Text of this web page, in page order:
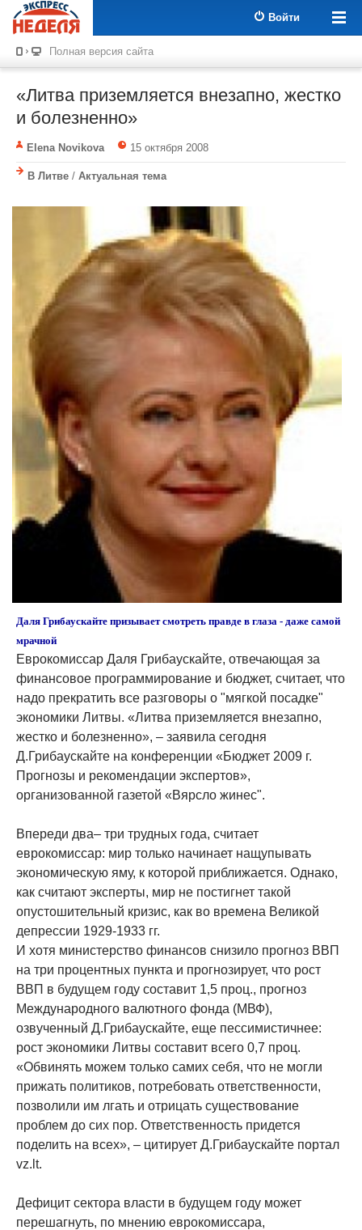
Войти
Полная версия сайта
«Литва приземляется внезапно, жестко
и болезненно»
Elena Novikova 15 октября 2008
В Литве / Актуальная тема
Даля Грибаускайте призывает смотреть правде в глаза - даже самой
мрачной
Еврокомиссар Даля Грибаускайте, отвечающая за
финансовое программирование и бюджет, считает, что
надо прекратить все разговоры о "мягкой посадке"
экономики Литвы. «Литва приземляется внезапно,
жестко и болезненно», – заявила сегодня
Д.Грибаускайте на конференции «Бюджет 2009 г.
Прогнозы и рекомендации экспертов»,
организованной газетой «Вярсло жинес".
Впереди два– три трудных года, считает
еврокомиссар: мир только начинает нащупывать
экономическую яму, к которой приближается. Однако,
как считают эксперты, мир не постигнет такой
опустошительный кризис, как во времена Великой
депрессии 1929-1933 гг.
И хотя министерство финансов снизило прогноз ВВП
на три процентных пункта и прогнозирует, что рост
ВВП в будущем году составит 1,5 проц., прогноз
Международного валютного фонда (МВФ),
озвученный Д.Грибаускайте, еще пессимистичнее:
рост экономики Литвы составит всего 0,7 проц.
«Обвинять можем только самих себя, что не могли
прижать политиков, потребовать ответственности,
позволили им лгать и отрицать существование
проблем до сих пор. Ответственность придется
поделить на всех», – цитирует Д.Грибаускайте портал
vz.lt.
Дефицит сектора власти в будущем году может
перешагнуть, по мнению еврокомиссара,